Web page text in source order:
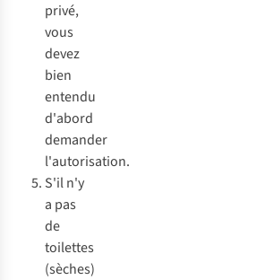
privé,
vous
devez
bien
entendu
d'abord
demander
l'autorisation.
S'il n'y
a pas
de
toilettes
(sèches)